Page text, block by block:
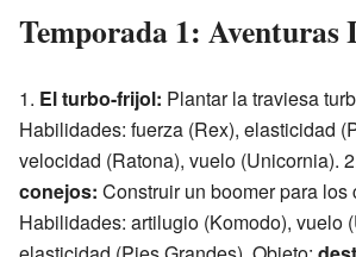
Temporada 1: Aventuras
1. El turbo-frijol: Plantar la traviesa
Habilidades: fuerza (Rex), elasticidad
velocidad (Ratona), vuelo (Unicornia).
conejos: Construir un boomer para los
Habilidades: artilugio (Komodo), vuelo